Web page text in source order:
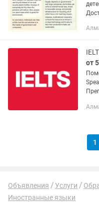
от
1
Объявления Услуги
Иностранные языки